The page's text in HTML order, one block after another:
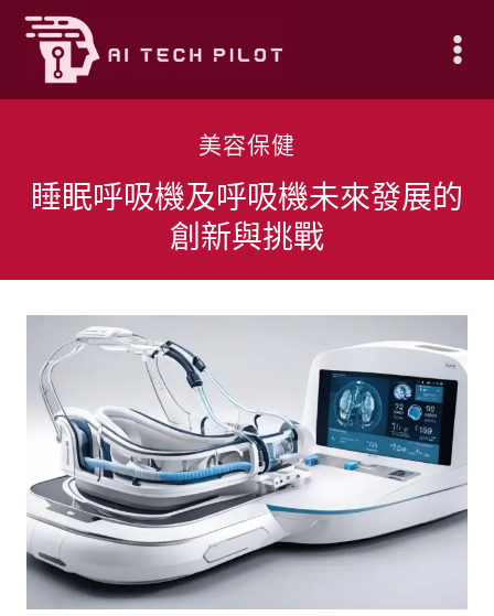
Skip
content
美容保健
睡眠呼吸機及呼吸機未來發展的
創新與挑戰